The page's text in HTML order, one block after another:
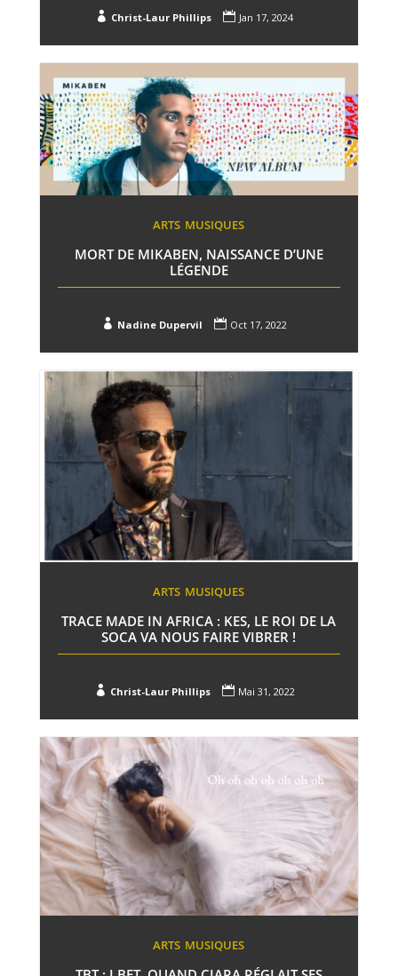
 Christ-Laur Phillips  Jan 17, 2024
ARTS MUSIQUES
MORT DE MIKABEN, NAISSANCE D’UNE
LÉGENDE
 Nadine Dupervil  Oct 17, 2022
ARTS MUSIQUES
TRACE MADE IN AFRICA : KES, LE ROI DE LA
SOCA VA NOUS FAIRE VIBRER !
 Christ-Laur Phillips  Mai 31, 2022
ARTS MUSIQUES